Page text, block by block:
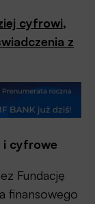
cyfrowi,
z
i cyfrowe
Fundację
finansowego